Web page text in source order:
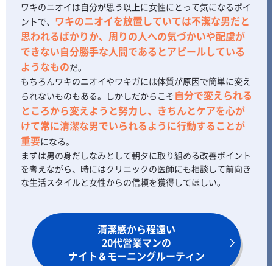
ワキのニオイは自分が思う以上に女性にとって気になるポイ
ントで、 ワキのニオイを放置していては不潔な男だと
思われるばかりか、周りの人への気づかいや配慮が
できない自分勝手な人間であるとアピールしている
ようなものだ。
もちろんワキのニオイやワキガには体質が原因で簡単に変え
られないものもある。しかしだからこそ自分で変えられる
ところから変えようと努力し、きちんとケアを心が
けて常に清潔な男でいられるように行動することが
重要になる。
まずは男の身だしなみとして朝夕に取り組める改善ポイント
を考えながら、時にはクリニックの医師にも相談して前向き
な生活スタイルと女性からの信頼を獲得してほしい。
清潔感から程遠い
20代営業マンの
ナイト＆モーニングルーティン